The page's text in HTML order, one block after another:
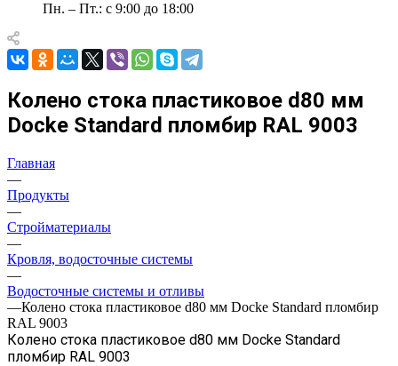
Пн. – Пт.: с 9:00 до 18:00
Колено стока пластиковое d80 мм
Docke Standard пломбир RAL 9003
Главная
—
Продукты
—
Стройматериалы
—
Кровля, водосточные системы
—
Водосточные системы и отливы
—Колено стока пластиковое d80 мм Docke Standard пломбир
RAL 9003
Колено стока пластиковое d80 мм Docke Standard
пломбир RAL 9003